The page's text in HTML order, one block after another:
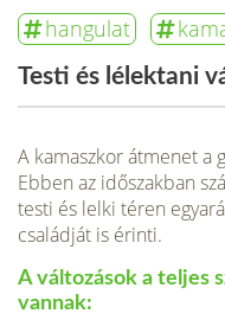
hangulat
Testi és lélektani
A kamaszkor átmenet a
Ebben az időszakban
testi és lelki téren
családját is érinti.
A változások a teljes
vannak: